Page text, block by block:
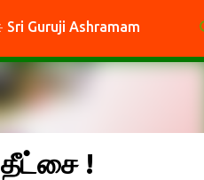
content
Guruji Ashramam
!